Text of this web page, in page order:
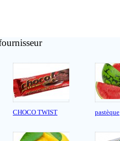
CHOCO TWIST pastèque